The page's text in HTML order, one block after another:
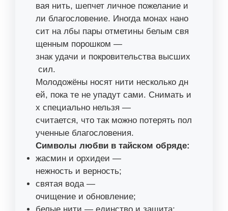
вая нить, шепчет личное пожелание и
ли благословение. Иногда монах нано
сит на лбы пары отметины белым свя
щенным порошком —
знак удачи и покровительства высших
сил.
Молодожёны носят нити несколько дн
ей, пока те не упадут сами. Снимать и
х специально нельзя —
считается, что так можно потерять пол
ученные благословения.
Символы любви в тайском обряде:
жасмин и орхидеи —
нежность и верность;
святая вода —
очищение и обновление;